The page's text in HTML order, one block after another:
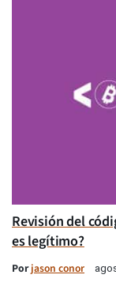
Revisión del
es legítimo?
Porjason conor